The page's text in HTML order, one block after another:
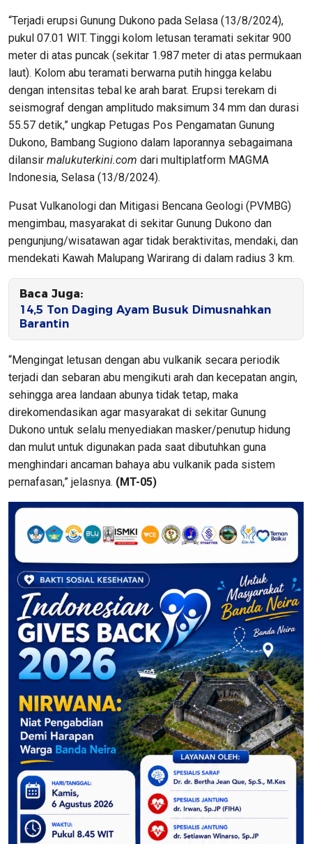
“Terjadi erupsi Gunung Dukono pada Selasa (13/8/2024),
pukul 07.01 WIT. Tinggi kolom letusan teramati sekitar 900
meter di atas puncak (sekitar 1.987 meter di atas permukaan
laut). Kolom abu teramati berwarna putih hingga kelabu
dengan intensitas tebal ke arah barat. Erupsi terekam di
seismograf dengan amplitudo maksimum 34 mm dan durasi
55.57 detik,” ungkap Petugas Pos Pengamatan Gunung
Dukono, Bambang Sugiono dalam laporannya sebagaimana
dilansir malukuterkini.com dari multiplatform MAGMA
Indonesia, Selasa (13/8/2024).
Pusat Vulkanologi dan Mitigasi Bencana Geologi (PVMBG)
mengimbau, masyarakat di sekitar Gunung Dukono dan
pengunjung/wisatawan agar tidak beraktivitas, mendaki, dan
mendekati Kawah Malupang Warirang di dalam radius 3 km.
Baca Juga:
14,5 Ton Daging Ayam Busuk Dimusnahkan
Barantin
“Mengingat letusan dengan abu vulkanik secara periodik
terjadi dan sebaran abu mengikuti arah dan kecepatan angin,
sehingga area landaan abunya tidak tetap, maka
direkomendasikan agar masyarakat di sekitar Gunung
Dukono untuk selalu menyediakan masker/penutup hidung
dan mulut untuk digunakan pada saat dibutuhkan guna
menghindari ancaman bahaya abu vulkanik pada sistem
pernafasan,” jelasnya. (MT-05)